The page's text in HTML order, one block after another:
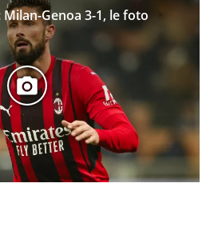
Genoa 3-1, le foto